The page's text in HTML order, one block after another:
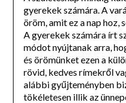
gyerekek számára. A
öröm, amit ez a nap hoz,
A gyerekek számára írt
módot nyújtanak arra,
és örömünket ezen a
rövid, kedves rímekről
alábbi gyűjteményben
tökéletesen illik az